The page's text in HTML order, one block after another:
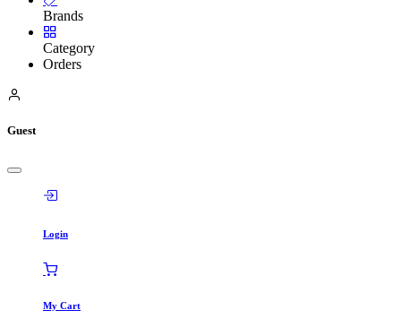
Brands
Category
Orders
Guest
Login
My Cart